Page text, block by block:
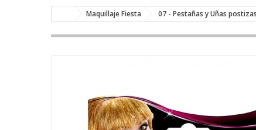
Maquillaje Fiesta 07 - Pestañas y Uñas postizas